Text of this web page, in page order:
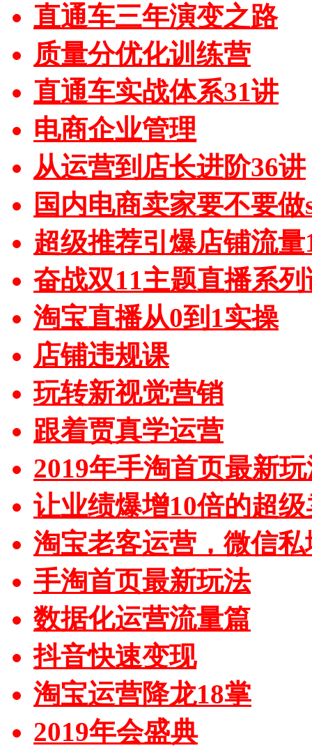
直通车三年演变之路
质量分优化训练营
直通车实战体系31讲
电商企业管理
从运营到店长进阶36讲
国内电商卖家要不要做
超级推荐引爆店铺流量
奋战双11主题直播系列
淘宝直播从0到1实操
店铺违规课
玩转新视觉营销
跟着贾真学运营
2019年手淘首页最新
让业绩爆增10倍的超
淘宝老客运营，微信私
手淘首页最新玩法
数据化运营流量篇
抖音快速变现
淘宝运营降龙18掌
2019年会盛典